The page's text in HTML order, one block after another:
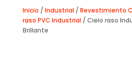
Inicio / Industrial/ Revestimiento
raso PVC Industrial/ Cielo raso
Brillante